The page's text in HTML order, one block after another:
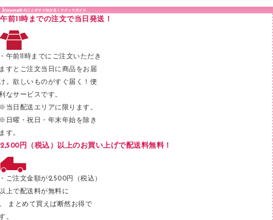
Ｚ式ファイル
２穴リフィル・２穴インデックス
印章用品
ラベル類
メンディングテープ
メッシュケース／ペンケース
フロアケース
ブックエンド／ブックスタンド
パンチ
はさみ
午前11時までの注文で当日発送！
午前11時までにご注文いただき
すとご注文当日に商品をお届
。欲しいものがすぐ届く！便
なサービスです。
当日配送エリアに限ります。
日曜・祝日・年末年始を除き
す。
2,500円（税込）以上のお買い上げで配送料無料！
ご注文金額が2,500円（税込）
上で配送料が無料に
まとめて買えば断然お得で
。